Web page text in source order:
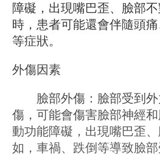
障礙，出現嘴巴歪、臉部
時，患者可能還會伴隨頭
等症狀。
外傷因素
臉部外傷：臉部受到外
傷，可能會傷害臉部神經
動功能障礙，出現嘴巴歪
如，車禍、跌倒等導致臉